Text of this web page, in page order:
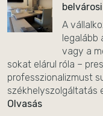
A
legalább
vagy a
sokat elárul róla –
professzionalizmust
székhelyszolgáltatás
Olvasás